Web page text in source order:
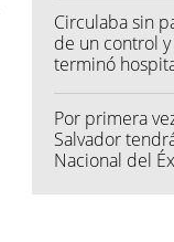
Circulaba sin
de un control
terminó
Por primera
Salvador
Nacional del